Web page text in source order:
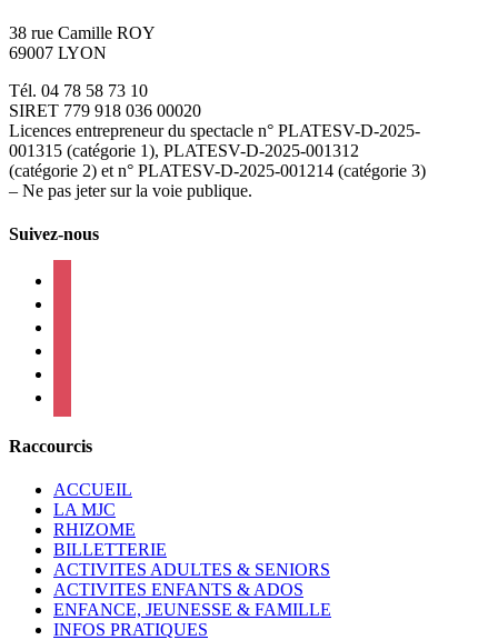
38 rue Camille ROY
69007 LYON
Tél. 04 78 58 73 10
SIRET 779 918 036 00020
Licences entrepreneur du spectacle n° PLATESV-D-2025-
001315 (catégorie 1), PLATESV-D-2025-001312
(catégorie 2) et n° PLATESV-D-2025-001214 (catégorie 3)
– Ne pas jeter sur la voie publique.
Suivez-nous
Raccourcis
ACCUEIL
LA MJC
RHIZOME
BILLETTERIE
ACTIVITES ADULTES & SENIORS
ACTIVITES ENFANTS & ADOS
ENFANCE, JEUNESSE & FAMILLE
INFOS PRATIQUES